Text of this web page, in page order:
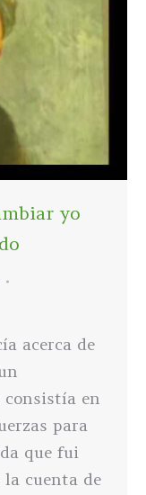
yo
acerca de
en
para
que fui
cuenta de